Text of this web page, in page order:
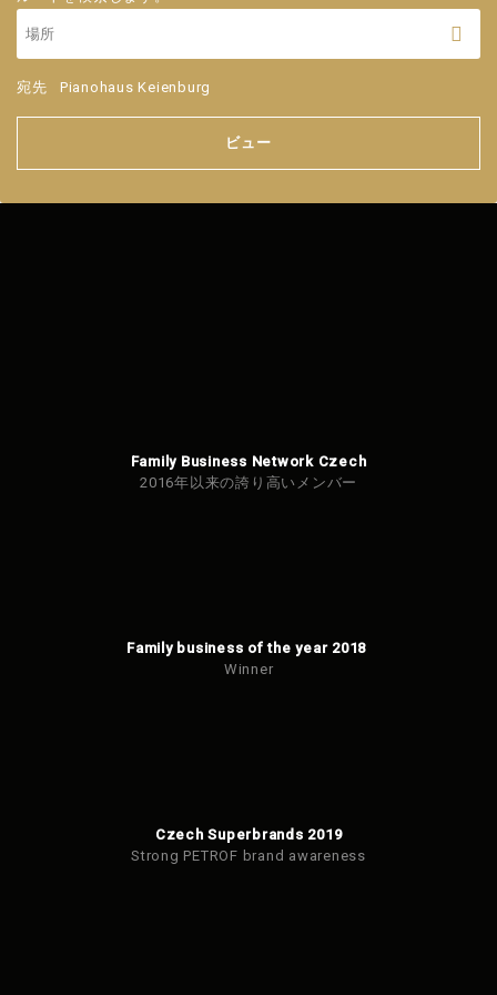
宛先 Pianohaus Keienburg
ビュー
Family Business Network Czech
2016年以来の誇り高いメンバー
Family business of the year 2018
Winner
Czech Superbrands 2019
Strong PETROF brand awareness